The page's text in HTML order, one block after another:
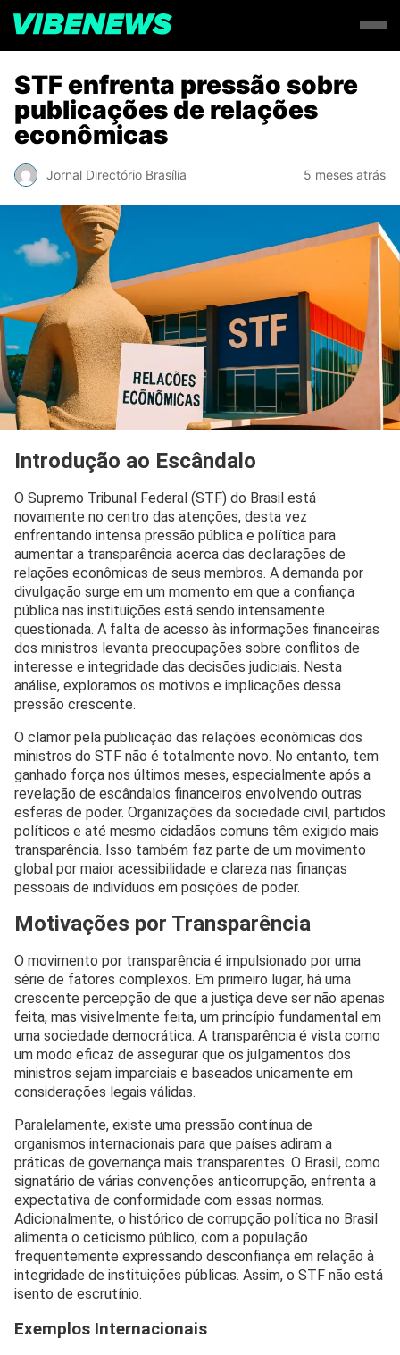
STF enfrenta pressão sobre
publicações de relações
econômicas
Jornal Directório Brasília 5 meses atrás
Introdução ao Escândalo
O Supremo Tribunal Federal (STF) do Brasil está
novamente no centro das atenções, desta vez
enfrentando intensa pressão pública e política para
aumentar a transparência acerca das declarações de
relações econômicas de seus membros. A demanda por
divulgação surge em um momento em que a confiança
pública nas instituições está sendo intensamente
questionada. A falta de acesso às informações financeiras
dos ministros levanta preocupações sobre conflitos de
interesse e integridade das decisões judiciais. Nesta
análise, exploramos os motivos e implicações dessa
pressão crescente.
O clamor pela publicação das relações econômicas dos
ministros do STF não é totalmente novo. No entanto, tem
ganhado força nos últimos meses, especialmente após a
revelação de escândalos financeiros envolvendo outras
esferas de poder. Organizações da sociedade civil, partidos
políticos e até mesmo cidadãos comuns têm exigido mais
transparência. Isso também faz parte de um movimento
global por maior acessibilidade e clareza nas finanças
pessoais de indivíduos em posições de poder.
Motivações por Transparência
O movimento por transparência é impulsionado por uma
série de fatores complexos. Em primeiro lugar, há uma
crescente percepção de que a justiça deve ser não apenas
feita, mas visivelmente feita, um princípio fundamental em
uma sociedade democrática. A transparência é vista como
um modo eficaz de assegurar que os julgamentos dos
ministros sejam imparciais e baseados unicamente em
considerações legais válidas.
Paralelamente, existe uma pressão contínua de
organismos internacionais para que países adiram a
práticas de governança mais transparentes. O Brasil, como
signatário de várias convenções anticorrupção, enfrenta a
expectativa de conformidade com essas normas.
Adicionalmente, o histórico de corrupção política no Brasil
alimenta o ceticismo público, com a população
frequentemente expressando desconfiança em relação à
integridade de instituições públicas. Assim, o STF não está
isento de escrutínio.
Exemplos Internacionais